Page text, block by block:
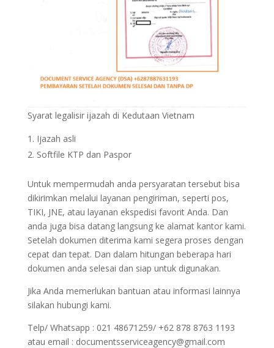
Syarat legalisir ijazah di Kedutaan Vietnam
Ijazah asli
Softfile KTP dan Paspor
Untuk mempermudah anda persyaratan tersebut bisa
dikirimkan melalui layanan pengiriman, seperti pos,
TIKI, JNE, atau layanan ekspedisi favorit Anda. Dan
anda juga bisa datang langsung ke alamat kantor kami.
Setelah dokumen diterima kami segera proses dengan
cepat dan tepat. Dan dalam hitungan beberapa hari
dokumen anda selesai dan siap untuk digunakan.
Jika Anda memerlukan bantuan atau informasi lainnya
silakan hubungi kami.
Telp/ Whatsapp : 021 48671259/ +62 878 8763 1193
atau email : documentsserviceagency@gmail.com